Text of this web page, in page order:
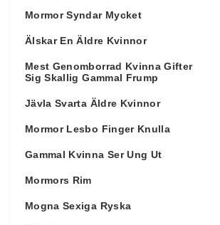
Mormor Syndar Mycket
Älskar En Äldre Kvinnor
Mest Genomborrad Kvinna Gifter
Sig Skallig Gammal Frump
Jävla Svarta Äldre Kvinnor
Mormor Lesbo Finger Knulla
Gammal Kvinna Ser Ung Ut
Mormors Rim
Mogna Sexiga Ryska